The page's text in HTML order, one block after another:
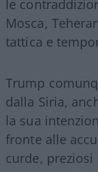
le
Mosca,
tattica e
Trump
dalla Siria,
la sua
fronte alle
curde, preziosi